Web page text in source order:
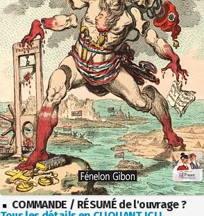
COMMANDE / RÉSUMÉ de l'ouvrage ?